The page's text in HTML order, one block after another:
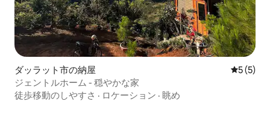
ダッラット市の納屋 レビュー
5 (5)
ジェントルホーム - 穏やかな家
徒歩移動のしやすさ · ロケーション · 眺め